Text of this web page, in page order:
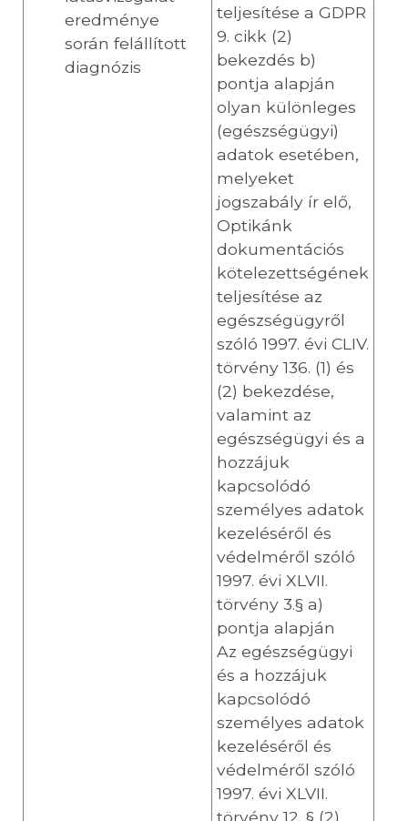
eredménye
során felállított
diagnózis
teljesítése a GDPR
9. cikk (2)
bekezdés b)
pontja alapján
olyan különleges
(egészségügyi)
adatok esetében,
melyeket
jogszabály ír elő,
Optikánk
dokumentációs
kötelezettségének
teljesítése az
egészségügyről
szóló 1997. évi CLIV.
törvény 136. (1) és
(2) bekezdése,
valamint az
egészségügyi és a
hozzájuk
kapcsolódó
személyes adatok
kezeléséről és
védelméről szóló
1997. évi XLVII.
törvény 3.§ a)
pontja alapján
Az egészségügyi
és a hozzájuk
kapcsolódó
személyes adatok
kezeléséről és
védelméről szóló
1997. évi XLVII.
törvény 12. § (2)